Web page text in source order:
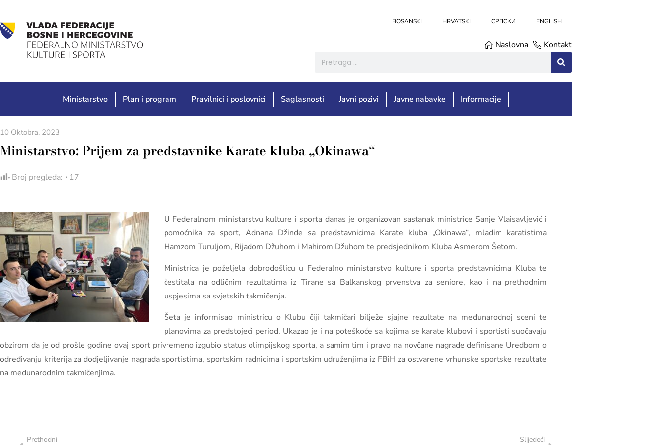
BOSANSKI HRVATSKI СРПСКИ ENGLISH
Naslovna Kontakt
Ministarstvo Plan i program Pravilnici i poslovnici Saglasnosti Javni pozivi Javne nabavke Informacije
10 Oktobra, 2023
Ministarstvo: Prijem za predstavnike Karate kluba „Okinawa“
Broj pregleda: 17
U Federalnom ministarstvu kulture i sporta danas je organizovan sastanak ministrice Sanje Vlaisavljević i
pomoćnika za sport, Adnana Džinde sa predstavnicima Karate kluba „Okinawa“, mladim karatistima
Hamzom Turuljom, Rijadom Džuhom i Mahirom Džuhom te predsjednikom Kluba Asmerom Šetom.
Ministrica je poželjela dobrodošlicu u Federalno ministarstvo kulture i sporta predstavnicima Kluba te
čestitala na odličnim rezultatima iz Tirane sa Balkanskog prvenstva za seniore, kao i na prethodnim
uspjesima sa svjetskih takmičenja.
Šeta je informisao ministricu o Klubu čiji takmičari bilježe sjajne rezultate na međunarodnoj sceni te
planovima za predstojeći period. Ukazao je i na poteškoće sa kojima se karate klubovi i sportisti suočavaju
obzirom da je od prošle godine ovaj sport privremeno izgubio status olimpijskog sporta, a samim tim i pravo na novčane nagrade definisane Uredbom o
određivanju kriterija za dodjeljivanje nagrada sportistima, sportskim radnicima i sportskim udruženjima iz FBiH za ostvarene vrhunske sportske rezultate
na međunarodnim takmičenjima.
Prethodni Slijedeći